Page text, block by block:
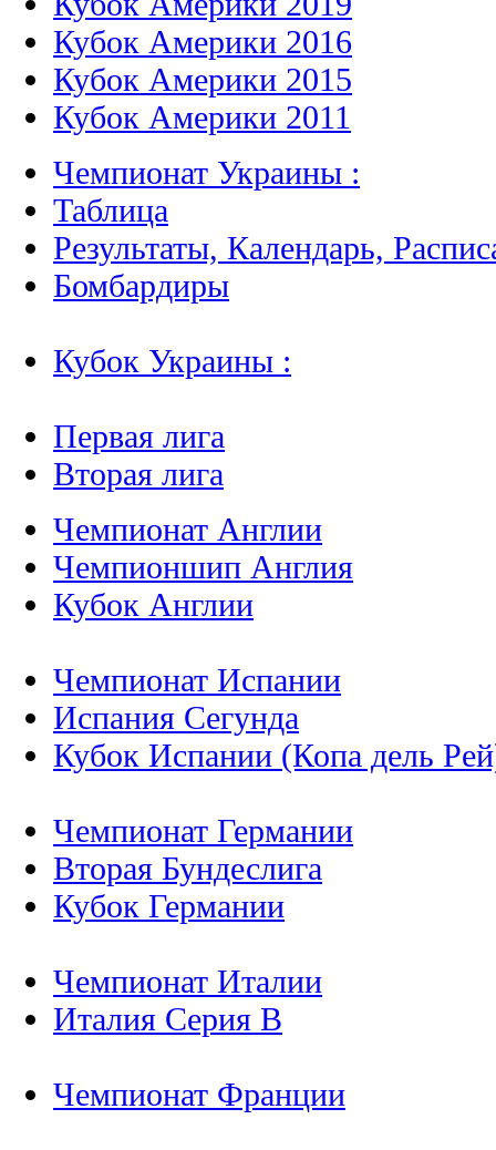
Кубок Америки 2016
Кубок Америки 2015
Кубок Америки 2011
Чемпионат Украины :
Таблица
Результаты, Календарь,
Бомбардиры
Кубок Украины :
Первая лига
Вторая лига
Чемпионат Англии
Чемпионшип Англия
Кубок Англии
Чемпионат Испании
Испания Сегунда
Кубок Испании (Копа дель
Чемпионат Германии
Вторая Бундеслига
Кубок Германии
Чемпионат Италии
Италия Серия B
Чемпионат Франции